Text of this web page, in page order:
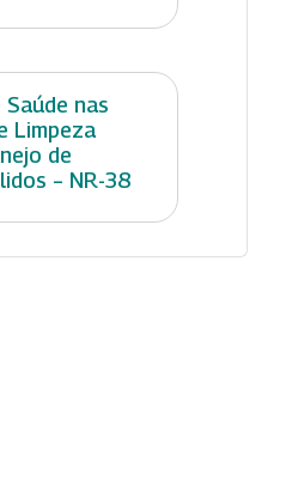
nas
Limpeza
de
– NR-38